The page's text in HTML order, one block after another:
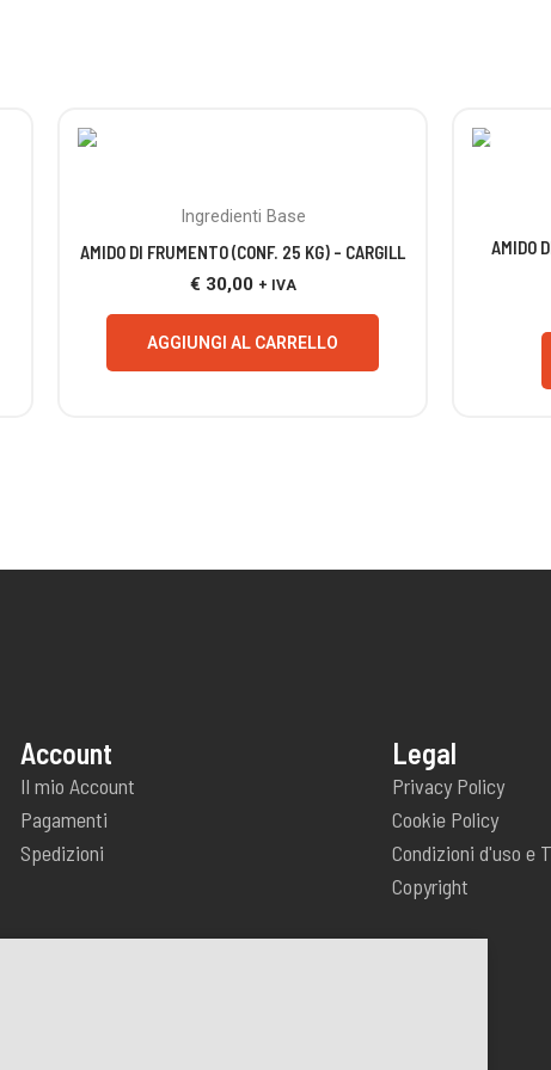
Ingredienti Base
AMIDO DI FRUMENTO (CONF. 25 KG) – CARGILL
€ 30,00 + IVA
AGGIUNGI AL CARRELLO
AMIDO
Account
Il mio Account
Pagamenti
Spedizioni
Legal
Privacy Policy
Cookie Policy
Condizioni d'uso e
Copyright